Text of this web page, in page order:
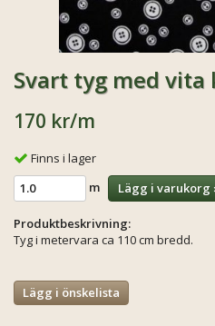
Svart tyg med vita
170 kr/m
Finns i lager
m
Lägg i varukorg
Produktbeskrivning:
Tyg i metervara ca 110 cm bredd.
Lägg i önskelista